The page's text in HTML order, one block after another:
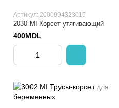
Артикул: 2000994323015
2030 MI Корсет утягивающий
400MDL